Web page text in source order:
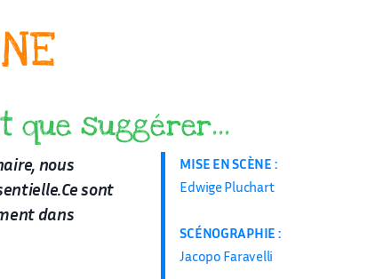
que suggérer…
nous
sont
dans
MISE EN SCÈNE :
Edwige Pluchart
SCÉNOGRAPHIE :
Jacopo Faravelli